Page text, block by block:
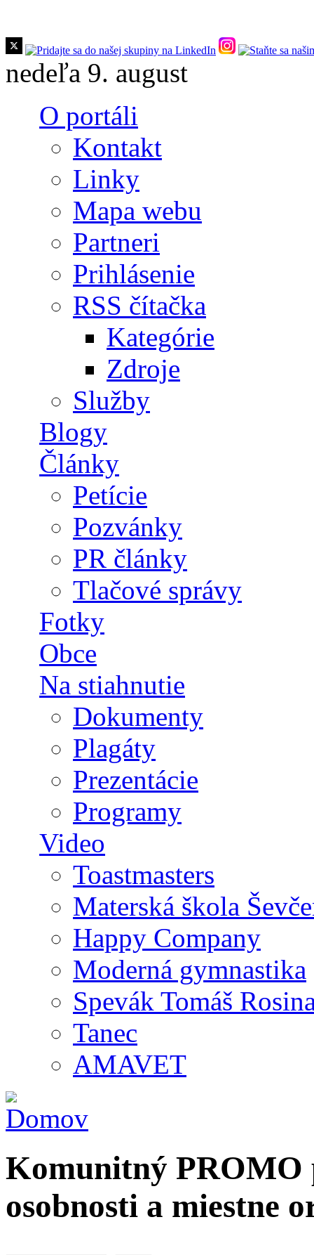
Skočiť na hlavný obsah
nedeľa 9. august
O portáli
Kontakt
Linky
Mapa webu
Partneri
Prihlásenie
RSS čítačka
Kategórie
Zdroje
Služby
Blogy
Články
Petície
Pozvánky
PR články
Tlačové správy
Fotky
Obce
Na stiahnutie
Dokumenty
Plagáty
Prezentácie
Programy
Video
Toastmasters
Materská škola
Happy Company
Moderná gymnastika
Spevák Tomáš
Tanec
AMAVET
Komunitný
osobnosti a miestne